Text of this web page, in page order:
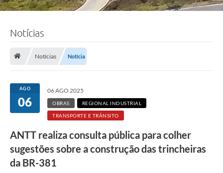
Notícias
Notícias Notícia
AGO
06
06 AGO 2025
OBRAS REGIONAL INDUSTRIAL
TRANSPORTE E TRÂNSITO
ANTT realiza consulta pública para colher
sugestões sobre a construção das trincheiras
da BR-381
u
c
i
a
l
l